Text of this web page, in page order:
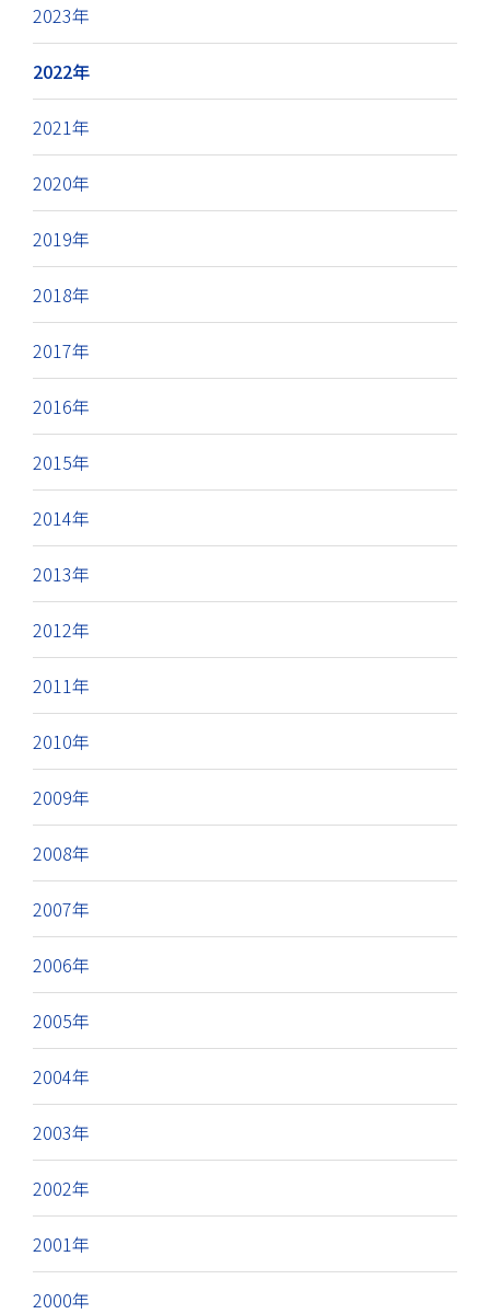
2023年
2022年
2021年
2020年
2019年
2018年
2017年
2016年
2015年
2014年
2013年
2012年
2011年
2010年
2009年
2008年
2007年
2006年
2005年
2004年
2003年
2002年
2001年
2000年